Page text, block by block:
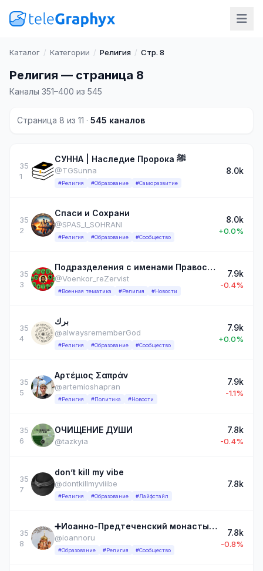
Каталог / Категории / Религия / Стр. 8
Религия — страница 8
Каналы 351–400 из 545
Страница 8 из 11 · 545 каналов
35
1
СУННА | Наследие Пророка ﷺ
@TGSunna
#Религия #Образование #Саморазвитие
8.0k
35
2
Спаси и Сохрани
@SPAS_I_SOHRANI
#Религия #Образование #Сообщество
8.0k
+0.0%
35
3
Подразделения с именами Православных святых
@Voenkor_reZervist
#Военная тематика #Религия #Новости
7.9k
-0.4%
35
4
برك
@alwaysrememberGod
#Религия #Образование #Сообщество
7.9k
+0.0%
35
5
Αρτέμιος Σαπράν
@artemioshapran
#Религия #Политика #Новости
7.9k
-1.1%
35
6
ОЧИЩЕНИЕ ДУШИ
@tazkyia
7.8k
-0.4%
35
7
don’t kill my vibe
@dontkillmyviiibe
#Религия #Образование #Лайфстайл
7.8k
35
8
➕Иоанно-Предтеченский монастырь г. Астрахань
@ioannoru
#Образование #Религия #Сообщество
7.8k
-0.8%